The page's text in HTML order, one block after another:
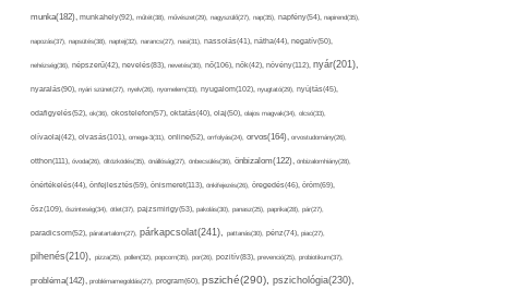
munka(182), munkahely(92), műtét(38), művészet(29), nagyszülő(27), nap(35), napfény(54), napirend(35),
napozás(37), napsütés(38), naptej(32), narancs(27), nasi(31), nassolás(41), nátha(44), negatív(50),
nehézség(36), népszerű(42), nevelés(83), nevetés(30), nő(106), nők(42), növény(112), nyár(201),
nyaralás(90), nyári szünet(27), nyelv(26), nyomelem(33), nyugalom(102), nyugtató(29), nyújtás(45),
odafigyelés(52), ok(36), okostelefon(57), oktatás(40), olaj(50), olajos magvak(34), olcsó(33),
olívaolaj(42), olvasás(101), omega-3(31), online(52), orrfolyás(24), orvos(164), orvostudomány(26),
otthon(111), óvoda(26), öltözködés(35), önállóság(27), önbecsülés(36), önbizalom(122), önbizalomhiány(28),
önértékelés(44), önfejlesztés(59), önismeret(113), önkifejezés(26), öregedés(46), öröm(69),
ősz(109), őszinteség(34), ötlet(37), pajzsmirigy(53), pakolás(30), panasz(25), paprika(28), pár(27),
paradicsom(52), páratartalom(27), párkapcsolat(241), pattanás(30), pénz(74), piac(27),
pihenés(210), pizza(25), pollen(32), popcorn(35), por(26), pozitív(83), prevenció(25), probiotikum(37),
probléma(142), problémamegoldás(27), program(60), psziché(290), pszichológia(230),